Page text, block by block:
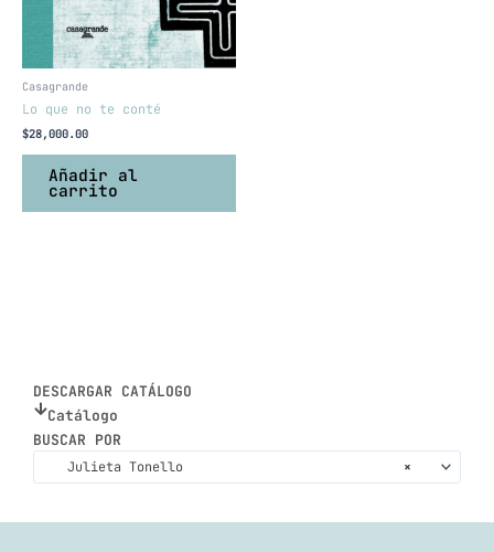
DESCARGAR CATÁLOGO
Catálogo
BUSCAR POR
×
Julieta Tonello
Casagrande
Lo que no te conté
$28,000.00
Añadir al
carrito